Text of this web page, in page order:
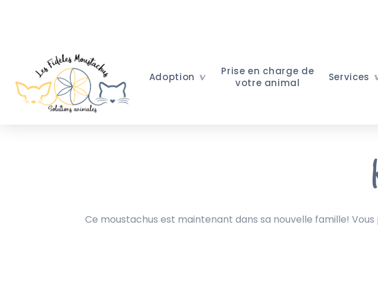
Adoption
Prise en charge de
votre animal
Services
Ce moustachus est maintenant dans sa nouvelle famille! Vous